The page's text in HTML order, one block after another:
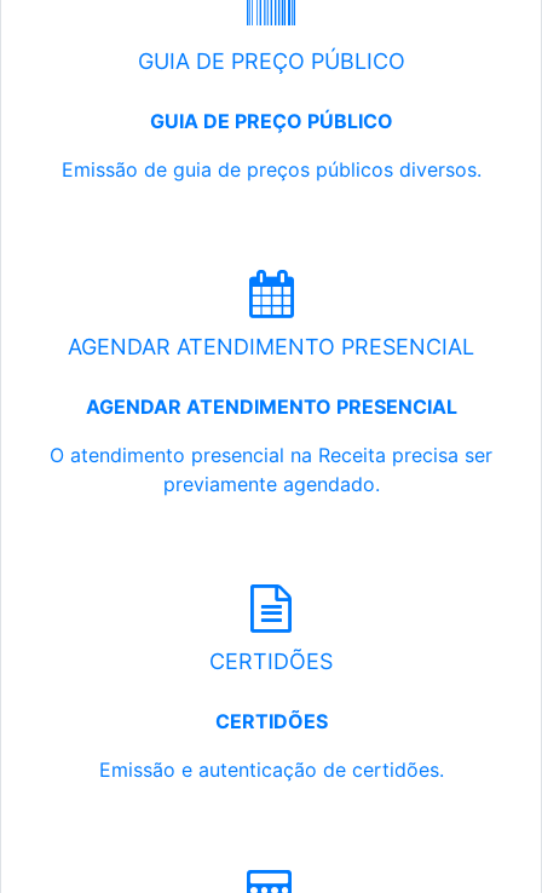
GUIA DE PREÇO PÚBLICO
GUIA DE PREÇO PÚBLICO
Emissão de guia de preços públicos diversos.
AGENDAR ATENDIMENTO PRESENCIAL
AGENDAR ATENDIMENTO PRESENCIAL
O atendimento presencial na Receita precisa ser
previamente agendado.
CERTIDÕES
CERTIDÕES
Emissão e autenticação de certidões.